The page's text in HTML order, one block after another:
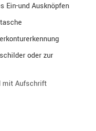
Ein-und Ausknöpfen
oder zur
mit Aufschrift